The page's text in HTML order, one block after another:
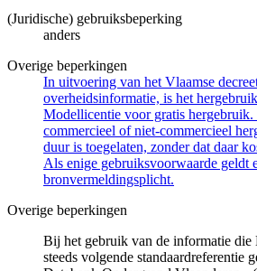
(Juridische) gebruiksbeperking
anders
Overige beperkingen
In uitvoering van het Vlaamse
overheidsinformatie, is het
Modellicentie voor gratis
commercieel of niet-commercieel
duur is toegelaten, zonder dat daar
Als enige gebruiksvoorwaarde geldt
bronvermeldingsplicht.
Overige beperkingen
Bij het gebruik van de informatie
steeds volgende standaardreferentie